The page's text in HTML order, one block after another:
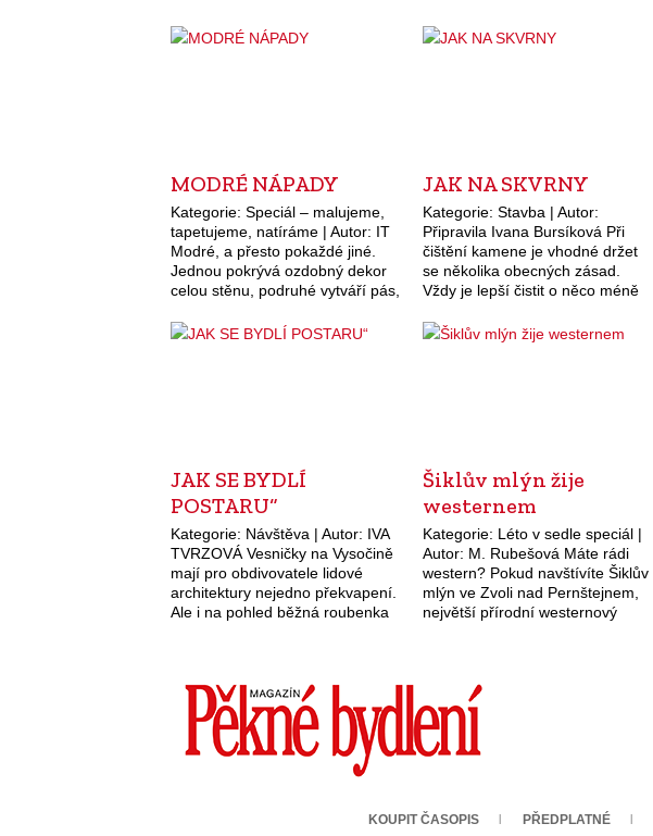
Hodonín Stavebnictví 29,-31.
ledna Dům kultury Horní…
MODRÉ NÁPADY
Kategorie: Speciál – malujeme,
tapetujeme, natíráme | Autor: IT
Modré, a přesto pokaždé jiné.
Jednou pokrývá ozdobný dekor
celou stěnu, podruhé vytváří pás,
na zdi dva tóny modré barvy.
JAK NA SKVRNY
Kategorie: Stavba | Autor:
Připravila Ivana Bursíková Při
čištění kamene je vhodné držet
se několika obecných zásad.
Vždy je lepší čistit o něco méně
Postupovat od nejjemnějších
JAK SE BYDLÍ
POSTARU“
Kategorie: Návštěva | Autor: IVA
TVRZOVÁ Vesničky na Vysočině
mají pro obdivovatele lidové
architektury nejedno překvapení.
Ale i na pohled běžná roubenka
bydlí…
Šiklův mlýn žije
westernem
Kategorie: Léto v sedle speciál |
Autor: M. Rubešová Máte rádi
western? Pokud navštívíte Šiklův
mlýn ve Zvoli nad Pernštejnem,
největší přírodní westernový
KOUPIT ČASOPIS PŘEDPLATNÉ